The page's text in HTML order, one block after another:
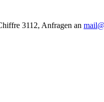
3112, Anfragen an